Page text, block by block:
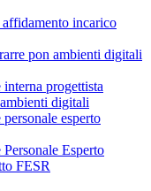
affidamento incarico
pon ambienti digitali
progettista
digitali
esperto
Esperto
FESR